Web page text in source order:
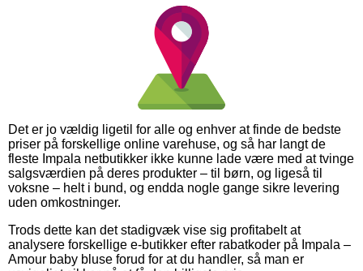
Det er jo vældig ligetil for alle og enhver at finde de bedste
priser på forskellige online varehuse, og så har langt de
fleste Impala netbutikker ikke kunne lade være med at tvinge
salgsværdien på deres produkter – til børn, og ligeså til
voksne – helt i bund, og endda nogle gange sikre levering
uden omkostninger.
Trods dette kan det stadigvæk vise sig profitabelt at
analysere forskellige e-butikker efter rabatkoder på Impala –
Amour baby bluse forud for at du handler, så man er